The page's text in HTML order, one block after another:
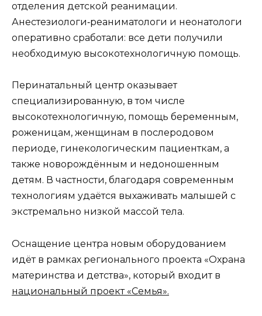
отделения детской реанимации.
Анестезиологи‑реаниматологи и неонатологи
оперативно сработали: все дети получили
необходимую высокотехнологичную помощь.
Перинатальный центр оказывает
специализированную, в том числе
высокотехнологичную, помощь беременным,
роженицам, женщинам в послеродовом
периоде, гинекологическим пациенткам, а
также новорождённым и недоношенным
детям. В частности, благодаря современным
технологиям удаётся выхаживать малышей с
экстремально низкой массой тела.
Оснащение центра новым оборудованием
идёт в рамках регионального проекта «Охрана
материнства и детства», который входит в
национальный проект «Семья».